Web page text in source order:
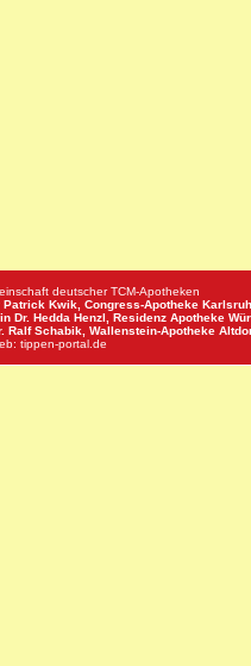
deutscher TCM-Apotheken
Patrick Kwik, Congress-Apotheke
Dr. Hedda Henzl, Residenz Apotheke
Ralf Schabik, Wallenstein-Apotheke
tippen-portal.de